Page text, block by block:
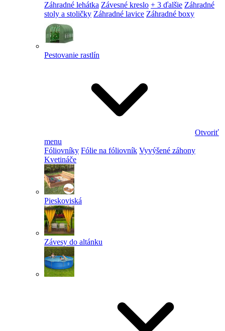
Záhradné lehátka Závesné kreslo + 3 ďalšie Záhradné
stoly a stoličky Záhradné lavice Záhradné boxy
Pestovanie rastlín
Otvoriť
menu
Fóliovníky Fólie na fóliovník Vyvýšené záhony
Kvetináče
Pieskoviská
Závesy do altánku